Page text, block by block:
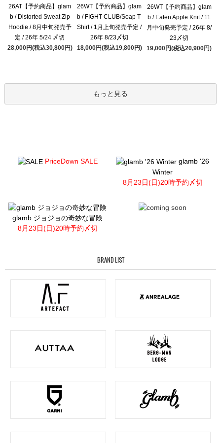
26AT【予約商品】glam
b / Distorted Sweat Zip
Hoodie / 8月中旬発売予
定 / 26年 5/24 〆切
28,000円(税込30,800円)
26WT【予約商品】glam
b / FIGHT CLUB/Soap T-
Shirt / 1月上旬発売予定 /
26年 8/23〆切
18,000円(税込19,800円)
26WT【予約商品】glam
b / Eaten Apple Knit / 11
月中旬発売予定 / 26年 8/
23〆切
19,000円(税込20,900円)
もっと見る
PriceDown SALE
glamb '26
Winter
8月23日(日)20時予約〆切
glamb ジョジョの奇妙な冒険
8月23日(日)20時予約〆切
BRAND LIST